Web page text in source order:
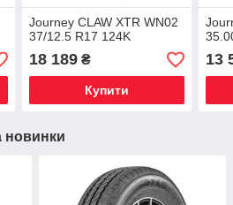
Journey CLAW XTR WN02
37/12.5 R17 124K
18 189₴
Купити
13
новинки